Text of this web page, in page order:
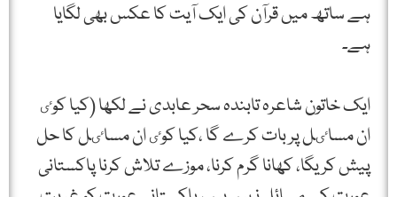
ہے ساتھ میں قرآن کی ایک آیت کا عکس بھی لگایا
ہے۔
ایک خاتون شاعرہ تابندہ سحر عابدی نے لکھا (کیا کوٸ
ان مساٸل پر بات کرے گا ،کیا کوٸ ان مساٸل کا حل
پیش کریگا، کھانا گرم کرنا، موزے تلاش کرنا پاکستانی